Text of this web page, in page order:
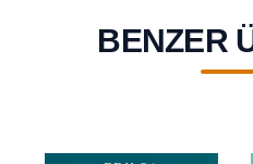
BENZER